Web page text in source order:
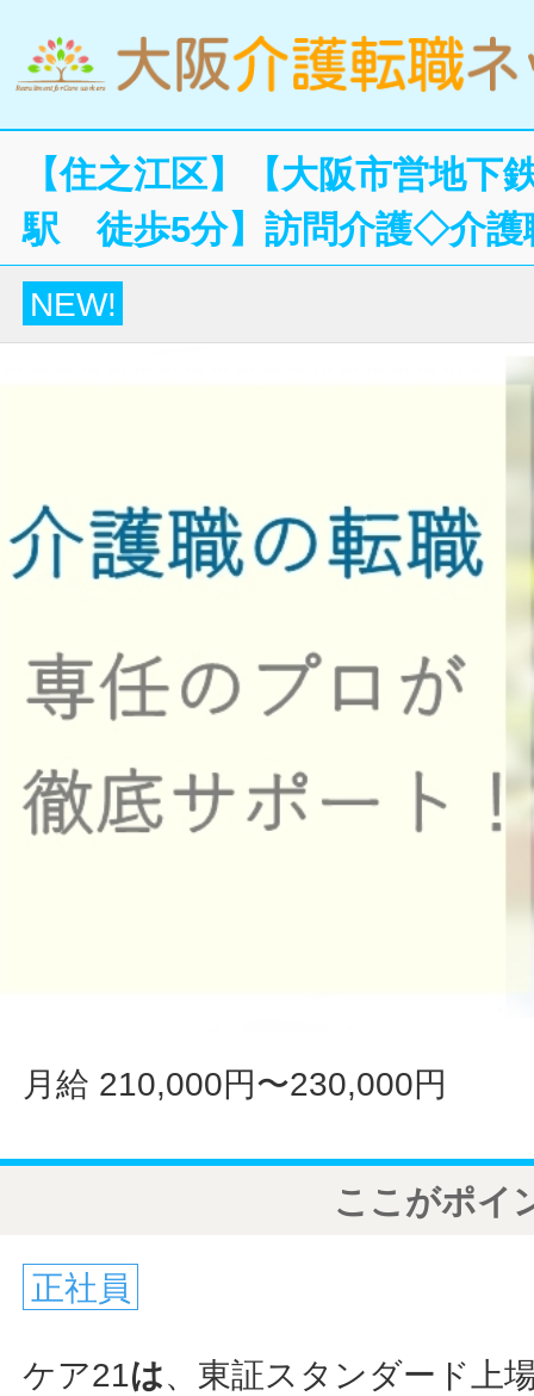
【住之江区】【大阪市営地下
駅 徒歩5分】訪問介護◇介護
NEW!
月給 210,000円〜230,000円
ここがポイ
正社員
ケア21は、東証スタンダード上